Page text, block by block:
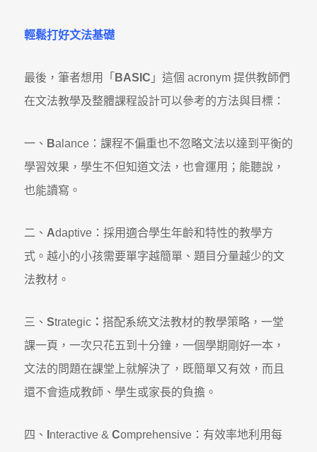
輕鬆打好文法基礎
最後，筆者想用「 BASIC 」這個 acronym 提供教師們
在文法教學及整體課程設計可以參考的方法與目標：
一、 Balance：課程不偏重也不忽略文法以達到平衡的
學習效果，學生不但知道文法，也會運用；能聽說，
也能讀寫。
二、 Adaptive：採用適合學生年齡和特性的教學方
式。越小的小孩需要單字越簡單、題目分量越少的文
法教材。
三、 Strategic： 搭配系統文法教材的教學策略，一堂
課一頁，一次只花五到十分鐘，一個學期剛好一本，
文法的問題在課堂上就解決了，既簡單又有效，而且
還不會造成教師、學生或家長的負擔。
四、 nteractive & Comprehensive：有效率地利用每